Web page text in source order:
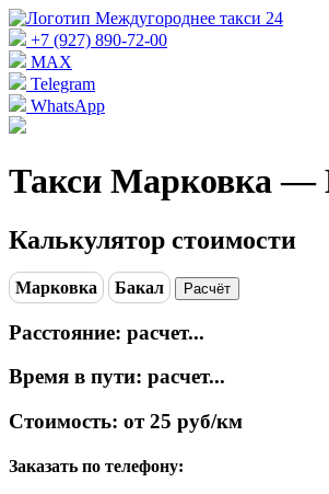
+7 (927) 890-72-00
MAX
Telegram
WhatsApp
Такси Марковка —
Калькулятор стоимости
Марковка Бакал Расчёт
Расстояние: расчет...
Время в пути: расчет...
Стоимость: от 25 руб/км
Заказать по телефону: